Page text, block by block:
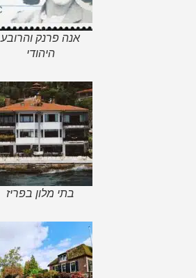
אנה פרנק והרובע
היהודי
בתי מלון בפריז